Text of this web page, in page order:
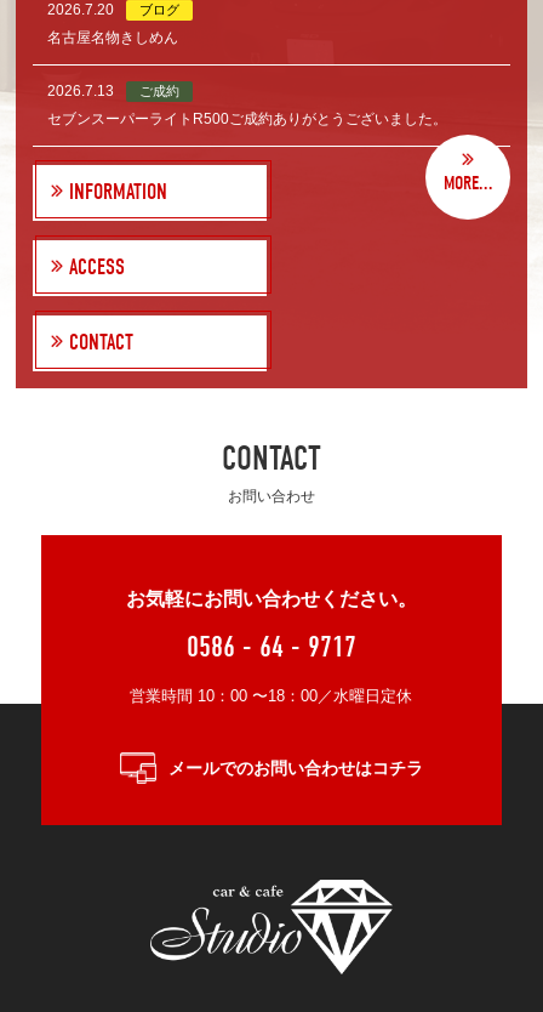
2026.7.20 ブログ
名古屋名物きしめん
2026.7.13 ご成約
セブンスーパーライトR500ご成約ありがとうございました。
MORE...
INFORMATION
ACCESS
CONTACT
CONTACT
お問い合わせ
お気軽にお問い合わせください。
0586 - 64 - 9717
営業時間 10：00 〜18：00／水曜日定休
メールでのお問い合わせはコチラ